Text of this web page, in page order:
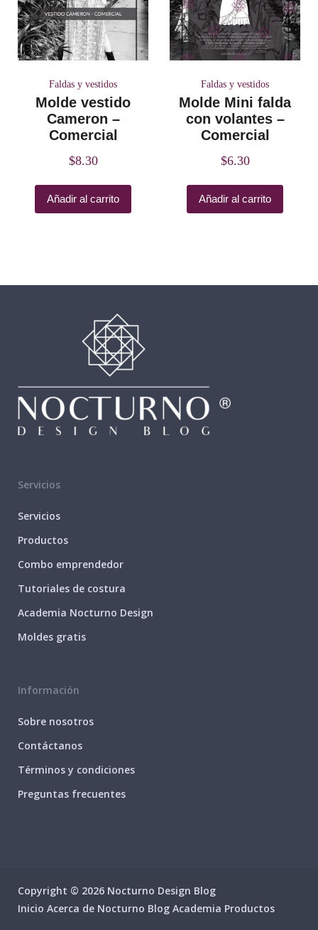
Faldas y vestidos
Molde vestido
Cameron –
Comercial
$8.30
Añadir al carrito
Faldas y vestidos
Molde Mini falda
con volantes –
Comercial
$6.30
Añadir al carrito
Servicios
Servicios
Productos
Combo emprendedor
Tutoriales de costura
Academia Nocturno Design
Moldes gratis
Información
Sobre nosotros
Contáctanos
Términos y condiciones
Preguntas frecuentes
Copyright © 2026 Nocturno Design Blog
Inicio Acerca de Nocturno Blog Academia Productos